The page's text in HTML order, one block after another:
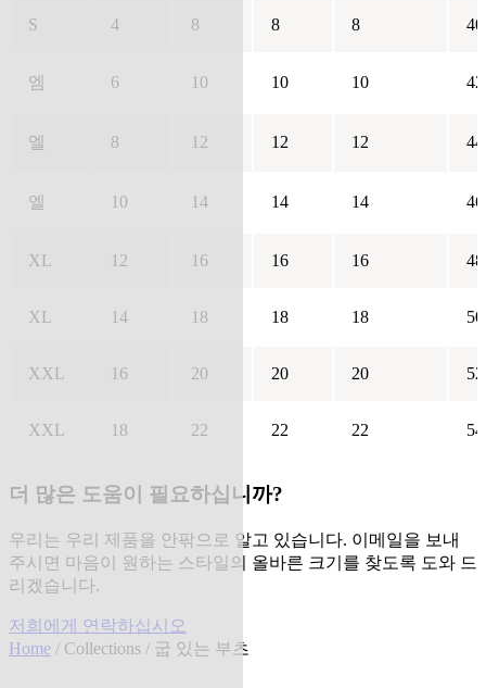
S 4 8 8 8 40
엠 6 10 10 10 42
엘 8 12 12 12 44
엘 10 14 14 14 46
XL 12 16 16 16 48
XL 14 18 18 18 50
XXL 16 20 20 20 52
XXL 18 22 22 22 54
더 많은 도움이 필요하십니까?
우리는 우리 제품을 안팎으로 알고 있습니다. 이메일을 보내
주시면 마음이 원하는 스타일의 올바른 크기를 찾도록 도와 드
리겠습니다.
저희에게 연락하십시오
Home / Collections / 굽 있는 부츠